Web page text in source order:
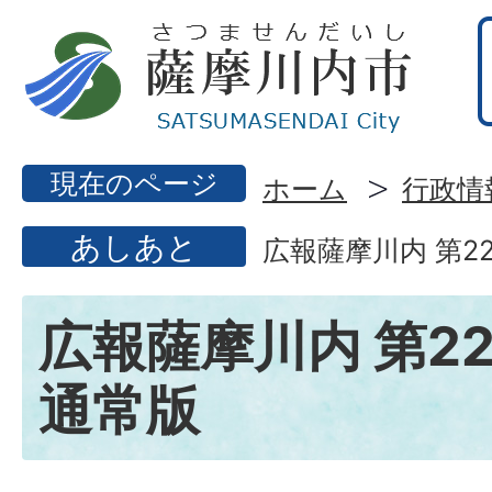
現在のページ ホーム 行政情
あしあと 広報薩摩川内 第
広報薩摩川内 第
通常版